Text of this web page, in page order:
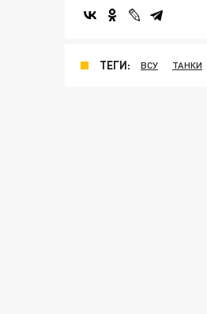
ТЕГИ: ВСУ ТАНКИ